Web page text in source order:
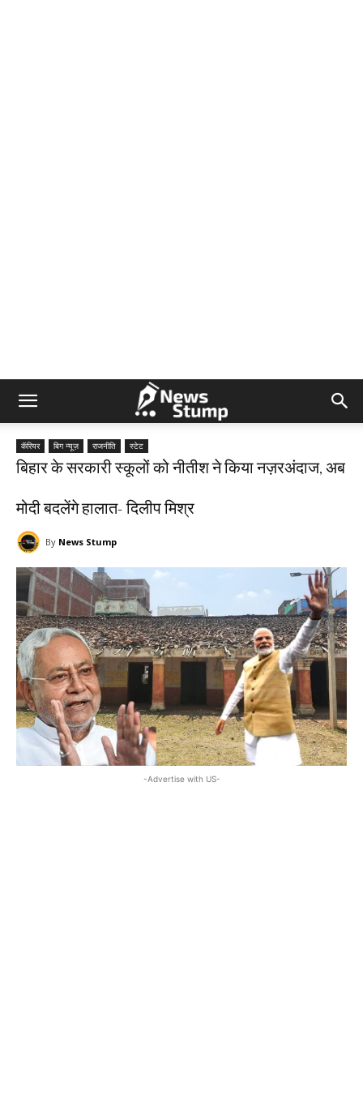
कॅरियर बिग न्यूज़ राजनीति स्टेट
बिहार के सरकारी स्कूलों को नीतीश ने किया नज़रअंदाज, अब
मोदी बदलेंगे हालात- दिलीप मिश्र
By News Stump
-Advertise with US-